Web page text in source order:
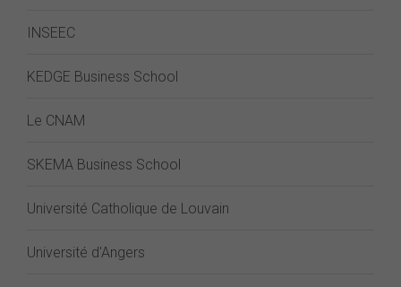
INSEEC
KEDGE Business School
Le CNAM
SKEMA Business School
Université Catholique de Louvain
Université d'Angers